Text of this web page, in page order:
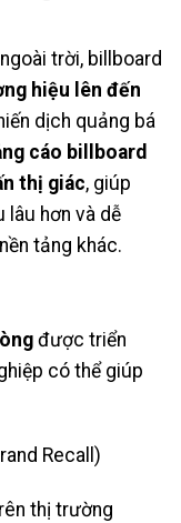
trời, billboard
hiệu lên đến
dịch quảng bá
cáo billboard
thị giác, giúp
lâu hơn và dễ
tảng khác.
được triển
có thể giúp
Recall)
thị trường